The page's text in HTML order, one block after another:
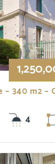
340 m2 –
4